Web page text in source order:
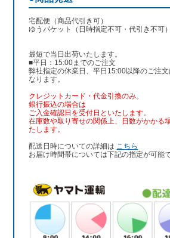
宅配便（商品代引き可）
ゆうパケット（日時指定不可・代引き不可）
最短で当日出荷いたします。
■平日：15:00までのご注文
弊社指定の休業日、平日15:00以降のご注
なります。
クレジットカード・代金引換のみ。
銀行振込の場合は
ご入金確認日を受付日といたします。
在庫数や取り寄せの関係上、日数がかかる
たします。
配送日時についての詳細は こちら
お届け時間帯については下記の指定が可能で